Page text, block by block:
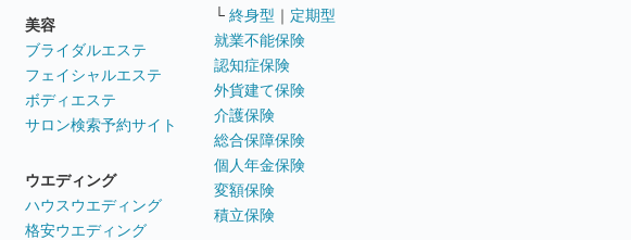
美容
ブライダルエステ
フェイシャルエステ
ボディエステ
サロン検索予約サイト
ウエディング
ハウスウエディング
格安ウエディング
└ 終身型 ｜ 定期型
就業不能保険
認知症保険
外貨建て保険
介護保険
総合保障保険
個人年金保険
変額保険
積立保険